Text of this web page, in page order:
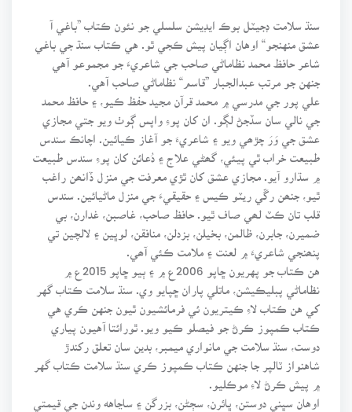
سنڌ سلامت ڊجيٽل بوڪ ايڊيشن سلسلي جو نئون ڪتاب ”باغي آ
عشق منهنجو“ اوهان اڳيان پيش ڪجي ٿو. هي ڪتاب سنڌ جي باغي
شاعر حافظ محمد نظاماڻي صاحب جي شاعريءَ جو مجموعو آهي
جنهن جو مرتب عبدالجبار ”قاسم“ نظاماڻي صاحب آهي.
علي پور جي مدرسي ۾ محمد قرآن مجيد حفظ ڪيو، ۽ حافظ محمد
جي نالي سان سڏجڻ لڳو. ان کان پوءِ واپس ڳوٺ ويو جتي مجازي
عشق جي وَرَ چڙھي ويو ۽ شاعريءَ جو آغاز ڪيائين. اچانڪ سندس
طبيعت خراب ٿي پيئي، گھڻي علاج ۽ دُعائن کان پوءِ سندس طبيعت
۾ سڌارو آيو. مجازي عشق کان ٿڙي معرفت جي منزل ڏانھن راغب
ٿيو، جنھن رڱي ريٽو ڪيس ۽ حقيقيءَ جي منزل ماڻيائين. سندس
قلب تان ڪٽ لھي صاف ٿيو. حافظ صاحب، غاصبن، غدارن، بي
ضميرن، جابرن، ظالمن، بخيلن، بزدلن، منافقن، لوڀين ۽ لالچين تي
پنھنجي شاعريءَ ۾ لعنت ۽ ملامت ڪئي آھي.
نظاماڻي پبليڪيشن، ماتلي پاران ڇپايو وي. سنڌ سلامت ڪتاب گهر
کي هن ڪتاب لاءِ ڪيتريون ئي فرمائشيون ٿيون جنهن ڪري هي
ڪتاب ڪمپوز ڪرڻ جو فيصلو ڪيو ويو. ٿورائتا آهيون پياري
دوست، سنڌ سلامت جي مانواري ميمبر، بدين سان تعلق رکندڙ
شاهنواز ٽالپر جا جنهن ڪتاب ڪمپوز ڪري سنڌ سلامت ڪتاب گهر
۾ پيش ڪرڻ لاءِ موڪليو.
اوهان سڀني دوستن، ڀائرن، سڄڻن، بزرگن ۽ ساڃاهه وندن جي قيمتي